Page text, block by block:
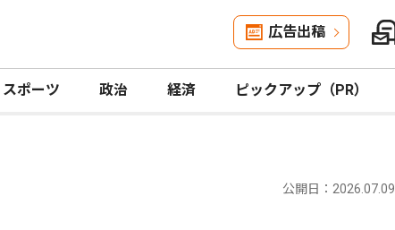
広告出稿
スポーツ 政治 経済 ピックアップ（PR）
公開日：2026.07.09